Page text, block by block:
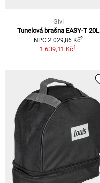
Givi
Tunelová brašna EASY-T 20L
NPC 2 029,86 Kč2
1 639,11 Kč1